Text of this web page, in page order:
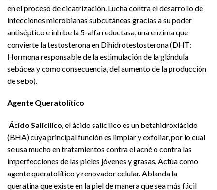
en el proceso de cicatrización. Lucha contra el desarrollo de
infecciones microbianas subcutáneas gracias a su poder
antiséptico e inhibe la 5-alfa reductasa, una enzima que
convierte la testosterona en Dihidrotestosterona (DHT:
Hormona responsable de la estimulación de la glándula
sebácea y como consecuencia, del aumento de la producción
de sebo).
Agente Queratolítico
Ácido Salicílico, el ácido salicílico es un betahidroxiácido
(BHA) cuya principal función es limpiar y exfoliar, por lo cual
se usa mucho en tratamientos contra el acné o contra las
imperfecciones de las pieles jóvenes y grasas. Actúa como
agente queratolítico y renovador celular. Ablanda la
queratina que existe en la piel de manera que sea más fácil